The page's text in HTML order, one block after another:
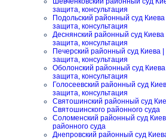
защита, консультация
Подольский районный суд
защита, консультация
Деснянский районный суд
защита, консультация
Печерский районный суд Киева
защита, консультация
Оболонский районный суд
защита, консультация
Голосеевский районный суд
защита, консультация
Святошинский районный суд
Святошинского районного суда
Соломенский районный суд
районного суда
Днепровский районный суд